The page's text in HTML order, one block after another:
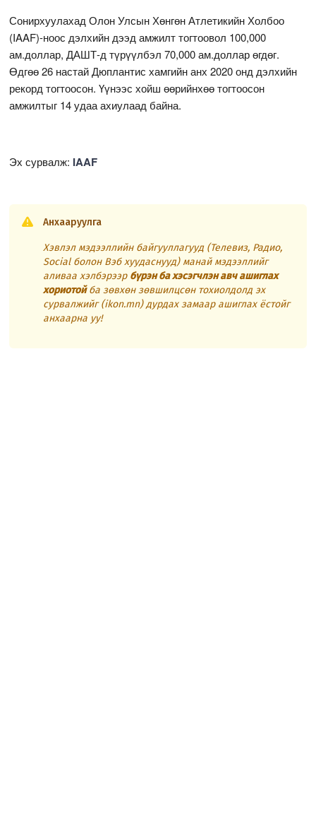
Сонирхуулахад Олон Улсын Хөнгөн Атлетикийн Холбоо
(IAAF)-ноос дэлхийн дээд амжилт тогтоовол 100,000
ам.доллар, ДАШТ-д түрүүлбэл 70,000 ам.доллар өгдөг.
Өдгөө 26 настай Дюплантис хамгийн анх 2020 онд дэлхийн
рекорд тогтоосон. Үүнээс хойш өөрийнхөө тогтоосон
амжилтыг 14 удаа ахиулаад байна.
Эх сурвалж: IAAF
Анхааруулга
Хэвлэл мэдээллийн байгууллагууд (Телевиз, Радио,
Social болон Вэб хуудаснууд) манай мэдээллийг
аливаа хэлбэрээр бүрэн ба хэсэгчлэн авч ашиглах
хориотойба зөвхөн зөвшилцсөн тохиолдолд эх
сурвалжийг (ikon.mn) дурдах замаар ашиглах ёстойг
анхаарна уу!